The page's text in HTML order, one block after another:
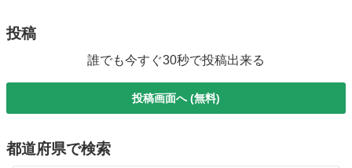
投稿
誰でも今すぐ30秒で投稿出来る
投稿画面へ (無料)
都道府県で検索